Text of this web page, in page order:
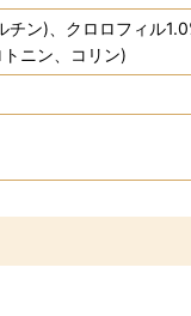
ン)、クロロフィル
ニン、コリン)